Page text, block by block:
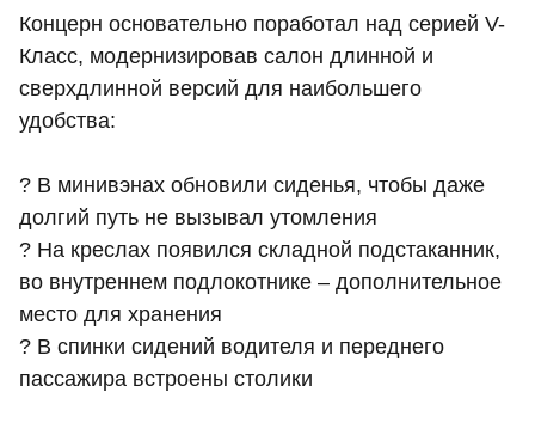
Концерн основательно поработал над серией V-
Класс, модернизировав салон длинной и
сверхдлинной версий для наибольшего
удобства:
? В минивэнах обновили сиденья, чтобы даже
долгий путь не вызывал утомления
? На креслах появился складной подстаканник,
во внутреннем подлокотнике – дополнительное
место для хранения
? В спинки сидений водителя и переднего
пассажира встроены столики